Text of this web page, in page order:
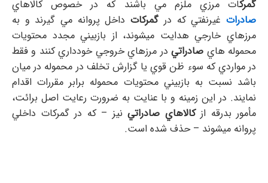
گمركات مرزي ملزم مي باشند كه در خصوص كالاهاي
صادراتغيرنفتي كه در گمركاتداخل پروانه مي گيرند و به
مرزهاي خارجي هدايت ميشوند، از بازبيني مجدد محتويات
محموله هاي صادراتيدر مرزهاي خروجي خودداري كنند و فقط
در مواردي كه سوء ظن قوي يا گزارش تخلف در محموله در ميان
باشد نسبت به بازبيني محتويات محموله برابر مقررات اقدام
نمايند. در اين زمينه و با عنايت به ضرورت رعايت اصل برائت،
مأمور بدرقه ازكالاهاي صادراتي نيز – كه در گمركات داخلي
پروانه ميشوند – حذف شده است.